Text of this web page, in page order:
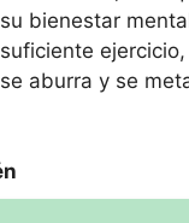
bienestar
aburra y se